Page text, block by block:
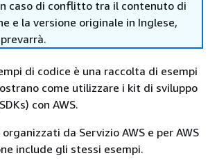
caso di conflitto tra il contenuto di
e la versione originale in Inglese,
di codice è una raccolta di esempi
come utilizzare i kit di sviluppo
con AWS.
da Servizio AWS e per AWS
include gli stessi esempi.